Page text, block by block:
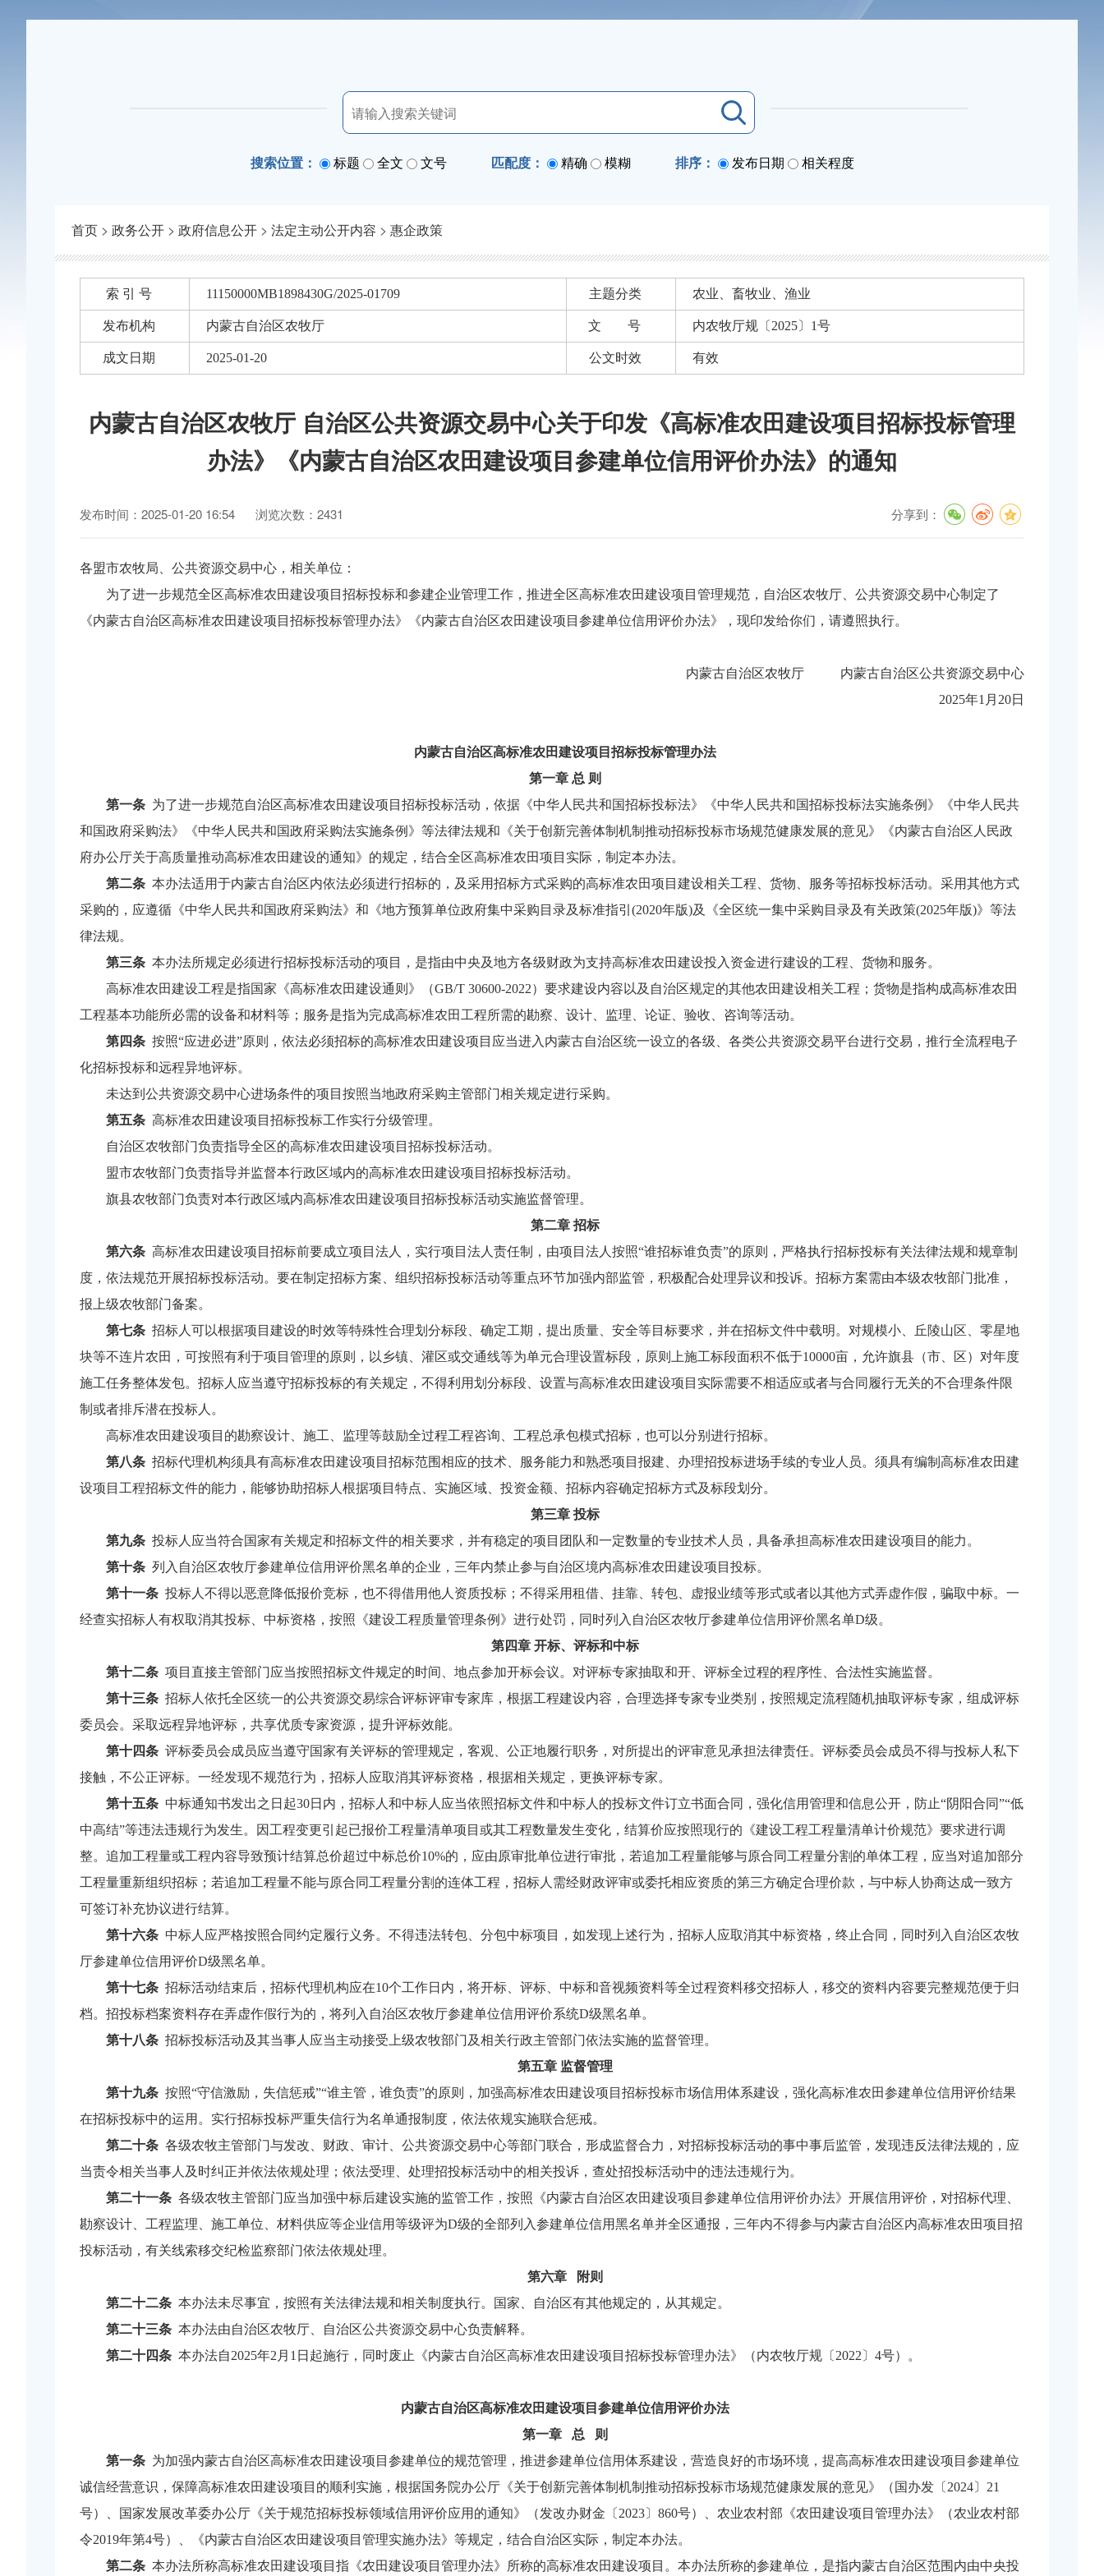
搜索位置： 标题 全文 文号 匹配度： 精确 模糊 排序： 发布日期 相关程度
首页 > 政务公开 > 政府信息公开 > 法定主动公开内容 > 惠企政策
索 引 号 11150000MB1898430G/2025-01709 主题分类 农业、畜牧业、渔业
发布机构 内蒙古自治区农牧厅 文 号 内农牧厅规〔2025〕1号
成文日期 2025-01-20 公文时效 有效
内蒙古自治区农牧厅 自治区公共资源交易中心关于印发《高标准农田建设项目招标投标管理
办法》《内蒙古自治区农田建设项目参建单位信用评价办法》的通知
发布时间：2025-01-20 16:54 浏览次数：2431 分享到：
各盟市农牧局、公共资源交易中心，相关单位：
为了进一步规范全区高标准农田建设项目招标投标和参建企业管理工作，推进全区高标准农田建设项目管理规范，自治区农牧厅、公共资源交易中心制定了
《内蒙古自治区高标准农田建设项目招标投标管理办法》《内蒙古自治区农田建设项目参建单位信用评价办法》，现印发给你们，请遵照执行。
内蒙古自治区农牧厅 内蒙古自治区公共资源交易中心
2025年1月20日
内蒙古自治区高标准农田建设项目 招标投标管理办法
第一章 总 则
第一条 为了进一步规范自治区高标准农田建设项目招标投标活动，依据《中华人民共和国招标投标法》《中华人民共和国招标投标法实施条例》《中华人民共
和国政府采购法》《中华人民共和国政府采购法实施条例》等法律法规和《关于创新完善体制机制推动招标投标市场规范健康发展的意见》《内蒙古自治区人民政
府办公厅关于高质量推动高标准农田建设的通知》的规定，结合全区高标准农田项目实际，制定本办法。
第二条 本办法适用于内蒙古自治区内依法必须进行招标的，及采用招标方式采购的高标准农田项目建设相关工程、货物、服务等招标投标活动。采用其他方式
采购的，应遵循《中华人民共和国政府采购法》和《地方预算单位政府集中采购目录及标准指引(2020年版)及《全区统一集中采购目录及有关政策(2025年版)》等法
律法规。
第三条 本办法所规定必须进行招标投标活动的项目，是指由中央及地方各级财政为支持高标准农田建设投入资金进行建设的工程、货物和服务。
高标准农田建设工程是指国家《高标准农田建设通则》（GB/T 30600-2022）要求建设内容以及自治区规定的其他农田建设相关工程；货物是指构成高标准农田
工程基本功能所必需的设备和材料等；服务是指为完成高标准农田工程所需的勘察、设计、监理、论证、验收、咨询等活动。
第四条 按照“应进必进”原则，依法必须招标的高标准农田建设项目应当进入内蒙古自治区统一设立的各级、各类公共资源交易平台进行交易，推行全流程电子
化招标投标和远程异地评标。
未达到公共资源交易中心进场条件的项目按照当地政府采购主管部门相关规定进行采购。
第五条 高标准农田建设项目招标投标工作实行分级管理。
自治区农牧部门负责指导全区的高标准农田建设项目招标投标活动。
盟市农牧部门负责指导并监督本行政区域内的高标准农田建设项目招标投标活动。
旗县农牧部门负责对本行政区域内高标准农田建设项目招标投标活动实施监督管理。
第二章 招标
第六条 高标准农田建设项目招标前要成立项目法人，实行项目法人责任制，由项目法人按照“谁招标谁负责”的原则，严格执行招标投标有关法律法规和规章制
度，依法规范开展招标投标活动。要在制定招标方案、组织招标投标活动等重点环节加强内部监管，积极配合处理异议和投诉。招标方案需由本级农牧部门批准，
报上级农牧部门备案。
第七条 招标人可以根据项目建设的时效等特殊性合理划分标段、确定工期，提出质量、安全等目标要求，并在招标文件中载明。对规模小、丘陵山区、零星地
块等不连片农田，可按照有利于项目管理的原则，以乡镇、灌区或交通线等为单元合理设置标段，原则上施工标段面积不低于10000亩，允许旗县（市、区）对年度
施工任务整体发包。招标人应当遵守招标投标的有关规定，不得利用划分标段、设置与高标准农田建设项目实际需要不相适应或者与合同履行无关的不合理条件限
制或者排斥潜在投标人。
高标准农田建设项目的勘察设计、施工、监理等鼓励全过程工程咨询、工程总承包模式招标，也可以分别进行招标。
第八条 招标代理机构须具有高标准农田建设项目招标范围相应的技术、服务能力和熟悉项目报建、办理招投标进场手续的专业人员。须具有编制高标准农田建
设项目工程招标文件的能力，能够协助招标人根据项目特点、实施区域、投资金额、招标内容确定招标方式及标段划分。
第三章 投标
第九条 投标人应当符合国家有关规定和招标文件的相关要求，并有稳定的项目团队和一定数量的专业技术人员，具备承担高标准农田建设项目的能力。
第十条 列入自治区农牧厅参建单位信用评价黑名单的企业，三年内禁止参与自治区境内高标准农田建设项目投标。
第十一条 投标人不得以恶意降低报价竞标，也不得借用他人资质投标；不得采用租借、挂靠、转包、虚报业绩等形式或者以其他方式弄虚作假，骗取中标。一
经查实招标人有权取消其投标、中标资格，按照《建设工程质量管理条例》进行处罚，同时列入自治区农牧厅参建单位信用评价黑名单D级。
第四章 开标、评标和中标
第十二条 项目直接主管部门应当按照招标文件规定的时间、地点参加开标会议。对评标专家抽取和开、评标全过程的程序性、合法性实施监督。
第十三条 招标人依托全区统一的公共资源交易综合评标评审专家库，根据工程建设内容，合理选择专家专业类别，按照规定流程随机抽取评标专家，组成评标
委员会。采取远程异地评标，共享优质专家资源，提升评标效能。
第十四条 评标委员会成员应当遵守国家有关评标的管理规定，客观、公正地履行职务，对所提出的评审意见承担法律责任。评标委员会成员不得与投标人私下
接触，不公正评标。一经发现不规范行为，招标人应取消其评标资格，根据相关规定，更换评标专家。
第十五条 中标通知书发出之日起30日内，招标人和中标人应当依照招标文件和中标人的投标文件订立书面合同，强化信用管理和信息公开，防止“阴阳合同”“低
中高结”等违法违规行为发生。因工程变更引起已报价工程量清单项目或其工程数量发生变化，结算价应按照现行的《建设工程工程量清单计价规范》要求进行调
整。追加工程量或工程内容导致预计结算总价超过中标总价10%的，应由原审批单位进行审批，若追加工程量能够与原合同工程量分割的单体工程，应当对追加部分
工程量重新组织招标；若追加工程量不能与原合同工程量分割的连体工程，招标人需经财政评审或委托相应资质的第三方确定合理价款，与中标人协商达成一致方
可签订补充协议进行结算。
第十六条 中标人应严格按照合同约定履行义务。不得违法转包、分包中标项目，如发现上述行为，招标人应取消其中标资格，终止合同，同时列入自治区农牧
厅参建单位信用评价D级黑名单。
第十七条 招标活动结束后，招标代理机构应在10个工作日内，将开标、评标、中标和音视频资料等全过程资料移交招标人，移交的资料内容要完整规范便于归
档。招投标档案资料存在弄虚作假行为的，将列入自治区农牧厅参建单位信用评价系统D级黑名单。
第十八条 招标投标活动及其当事人应当主动接受上级农牧部门及相关行政主管部门依法实施的监督管理。
第五章 监督管理
第十九条 按照“守信激励，失信惩戒”“谁主管，谁负责”的原则，加强高标准农田建设项目招标投标市场信用体系建设，强化高标准农田参建单位信用评价结果
在招标投标中的运用。实行招标投标严重失信行为名单通报制度，依法依规实施联合惩戒。
第二十条 各级农牧主管部门与发改、财政、审计、公共资源交易中心等部门联合，形成监督合力，对招标投标活动的事中事后监管，发现违反法律法规的，应
当责令相关当事人及时纠正并依法依规处理；依法受理、处理招投标活动中的相关投诉，查处招投标活动中的违法违规行为。
第二十一条 各级农牧主管部门应当加强中标后建设实施的监管工作，按照《内蒙古自治区农田建设项目参建单位信用评价办法》开展信用评价，对招标代理、
勘察设计、工程监理、施工单位、材料供应等企业信用等级评为D级的全部列入参建单位信用黑名单并全区通报，三年内不得参与内蒙古自治区内高标准农田项目招
投标活动，有关线索移交纪检监察部门依法依规处理。
第六章 附则
第二十二条 本办法未尽事宜，按照有关法律法规和相关制度执行。国家、自治区有其他规定的，从其规定。
第二十三条 本办法由自治区农牧厅、自治区公共资源交易中心负责解释。
第二十四条 本办法自2025年2月1日起施行，同时废止《内蒙古自治区高标准农田建设项目招标投标管理办法》（内农牧厅规〔2022〕4号）。
内蒙古自治区高标准农田建设项目 参建单位信用评价办法
第一章 总 则
第一条 为加强内蒙古自治区高标准农田建设项目参建单位的规范管理，推进参建单位信用体系建设，营造良好的市场环境，提高高标准农田建设项目参建单位
诚信经营意识，保障高标准农田建设项目的顺利实施，根据国务院办公厅《关于创新完善体制机制推动招标投标市场规范健康发展的意见》（国办发〔2024〕21
号）、国家发展改革委办公厅《关于规范招标投标领域信用评价应用的通知》（发改办财金〔2023〕860号）、农业农村部《农田建设项目管理办法》（农业农村部
令2019年第4号）、《内蒙古自治区农田建设项目管理实施办法》等规定，结合自治区实际，制定本办法。
第二条 本办法所称高标准农田建设项目指《农田建设项目管理办法》所称的高标准农田建设项目。本办法所称的参建单位，是指内蒙古自治区范围内由中央投